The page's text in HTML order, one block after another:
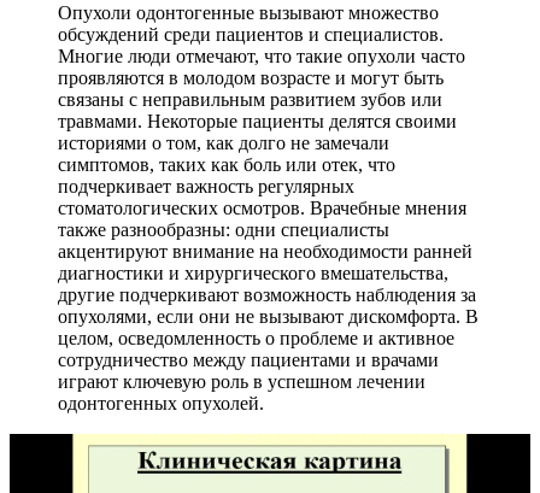
Опухоли одонтогенные вызывают множество
обсуждений среди пациентов и специалистов.
Многие люди отмечают, что такие опухоли часто
проявляются в молодом возрасте и могут быть
связаны с неправильным развитием зубов или
травмами. Некоторые пациенты делятся своими
историями о том, как долго не замечали
симптомов, таких как боль или отек, что
подчеркивает важность регулярных
стоматологических осмотров. Врачебные мнения
также разнообразны: одни специалисты
акцентируют внимание на необходимости ранней
диагностики и хирургического вмешательства,
другие подчеркивают возможность наблюдения за
опухолями, если они не вызывают дискомфорта. В
целом, осведомленность о проблеме и активное
сотрудничество между пациентами и врачами
играют ключевую роль в успешном лечении
одонтогенных опухолей.